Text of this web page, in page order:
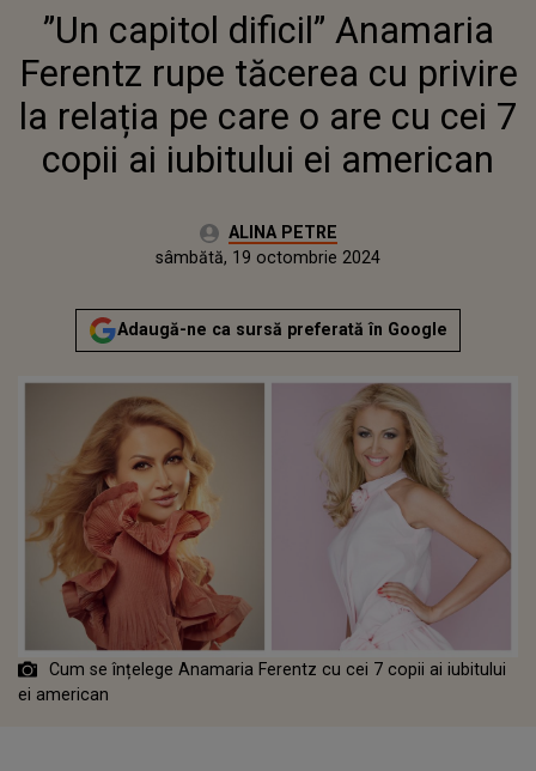
ANAMARIA FERENTZ RUPE
TĂCEREA CU PRIVIRE LA
RELAȚIA PE CARE O ARE CU CEI
7 COPII AI IUBITULUI EI
AMERICAN
”Un capitol dificil” Anamaria
Ferentz rupe tăcerea cu privire
la relația pe care o are cu cei 7
copii ai iubitului ei american
Autor:ALINA PETRE
marți, 16 aprilie 2024Actualizat:
sâmbătă, 19 octombrie 2024
Adaugă-ne ca sursă preferată în Google
Cum se înțelege Anamaria Ferentz cu cei 7 copii ai iubitului
ei american